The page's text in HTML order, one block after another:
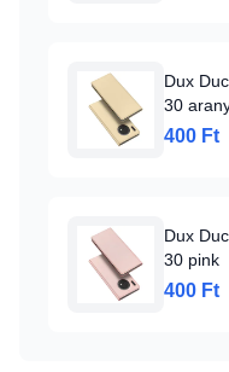
Dux
30
400 Ft
Dux
30 pink
400 Ft